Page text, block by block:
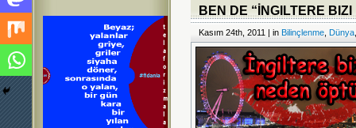
BEN DE “İNGILTERE
Kasım 24th, 2011 | in Bilinçlenme Dünya